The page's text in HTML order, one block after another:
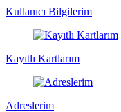
Kullanıcı Bilgilerim
Kayıtlı Kartlarım
Adreslerim